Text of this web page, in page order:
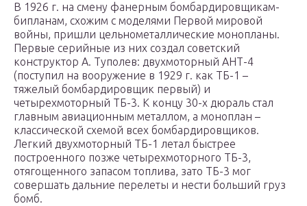
В 1926 г. на смену фанерным бомбардировщикам-
бипланам, схожим с моделями Первой мировой
войны, пришли цельнометаллические монопланы.
Первые серийные из них создал советский
конструктор А. Туполев: двухмоторный АНТ-4
(поступил на вооружение в 1929 г. как ТБ-1 –
тяжелый бомбардировщик первый) и
четырехмоторный ТБ-3. К концу 30-х дюраль стал
главным авиационным металлом, а моноплан –
классической схемой всех бомбардировщиков.
Легкий двухмоторный ТБ-1 летал быстрее
построенного позже четырехмоторного ТБ-3,
отягощенного запасом топлива, зато ТБ-3 мог
совершать дальние перелеты и нести больший груз
бомб.